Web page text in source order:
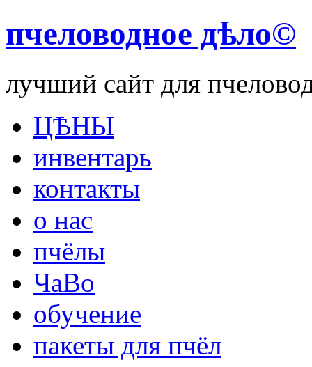
пчеловодное дѣло©
лучший сайт для
ЦѢНЫ
инвентарь
контакты
о нас
пчёлы
ЧаВо
обучение
пакеты для пчёл